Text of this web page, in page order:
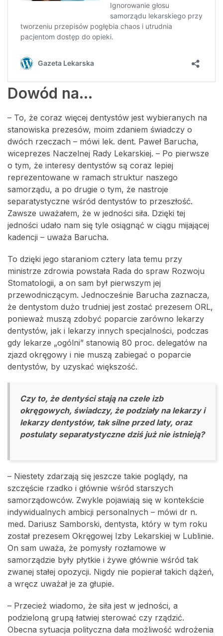
Dowód na…
– To, że coraz więcej dentystów jest wybieranych na
stanowiska prezesów, moim zdaniem świadczy o
dwóch rzeczach – mówi lek. dent. Paweł Barucha,
wiceprezes Naczelnej Rady Lekarskiej. – Po pierwsze
o tym, że interesy dentystów są coraz lepiej
reprezentowane w ramach struktur naszego
samorządu, a po drugie o tym, że nastroje
separatystyczne wśród dentystów to przeszłość.
Zawsze uważałem, że w jedności siła. Dzięki tej
jedności udało nam się tyle osiągnąć w ciągu mijającej
kadencji – uważa Barucha.
To dzięki jego staraniom cztery lata temu przy
ministrze zdrowia powstała Rada do spraw Rozwoju
Stomatologii, a on sam był pierwszym jej
przewodniczącym. Jednocześnie Barucha zaznacza,
że dentystom dużo trudniej jest zostać prezesem ORL,
ponieważ muszą zdobyć poparcie zarówno lekarzy
dentystów, jak i lekarzy innych specjalności, podczas
gdy lekarze „ogólni” stanowią 80 proc. delegatów na
zjazd okręgowy i nie muszą zabiegać o poparcie
dentystów, by uzyskać większość.
Czy to, że dentyści stają na czele izb
okręgowych, świadczy, że podziały na lekarzy i
lekarzy dentystów, tak silne przed laty, oraz
postulaty separatystyczne dziś już nie istnieją?
– Niestety zdarzają się jeszcze takie poglądy, na
szczęście rzadko i głównie wśród starszych
samorządowców. Zwykle pojawiają się w kontekście
indywidualnych ambicji personalnych – mówi dr n.
med. Dariusz Samborski, dentysta, który w tym roku
został prezesem Okręgowej Izby Lekarskiej w Lublinie.
On sam uważa, że pomysły rozłamowe w
samorządzie były płytkie i żywe głównie wśród tak
zwanej stałej opozycji. Nigdy nie popierał takich dążeń,
a wręcz uważał je za głupie.
– Przecież wiadomo, że siła jest w jedności, a
podzieloną grupą łatwiej sterować czy rządzić.
Obecna sytuacja polityczna dała możliwość wdrożenia